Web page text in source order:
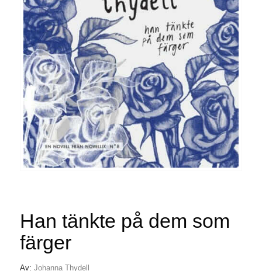
Han tänkte på dem som
färger
Av: Johanna Thydell